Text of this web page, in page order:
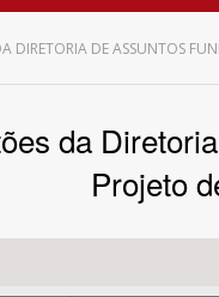
DIRETORIA DE ASSUNTOS
da
Projeto